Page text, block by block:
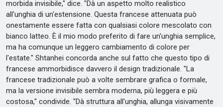
morbida invisibile," dice. "Dà un aspetto molto realistico
all'unghia di un'estensione. Questa francese attenuata può
onestamente essere fatta con qualsiasi colore mescolato con
bianco latteo. È il mio modo preferito di fare un'unghia semplice,
ma ha comunque un leggero cambiamento di colore per
l'estate." Shtanhei concorda anche sul fatto che questo tipo di
francese ammorbidisce davvero il design tradizionale. "La
francese tradizionale può a volte sembrare grafica o formale,
ma la versione invisibile sembra moderna, più leggera e più
costosa," condivide. "Dà struttura all'unghia, allunga visivamente